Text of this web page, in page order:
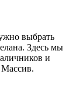
выбрать
Здесь мы
и